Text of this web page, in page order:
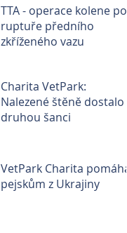
TTA - operace kolene po
ruptuře předního
zkříženého vazu
Charita VetPark:
Nalezené štěně dostalo
druhou šanci
VetPark Charita pomáhá
pejskům z Ukrajiny